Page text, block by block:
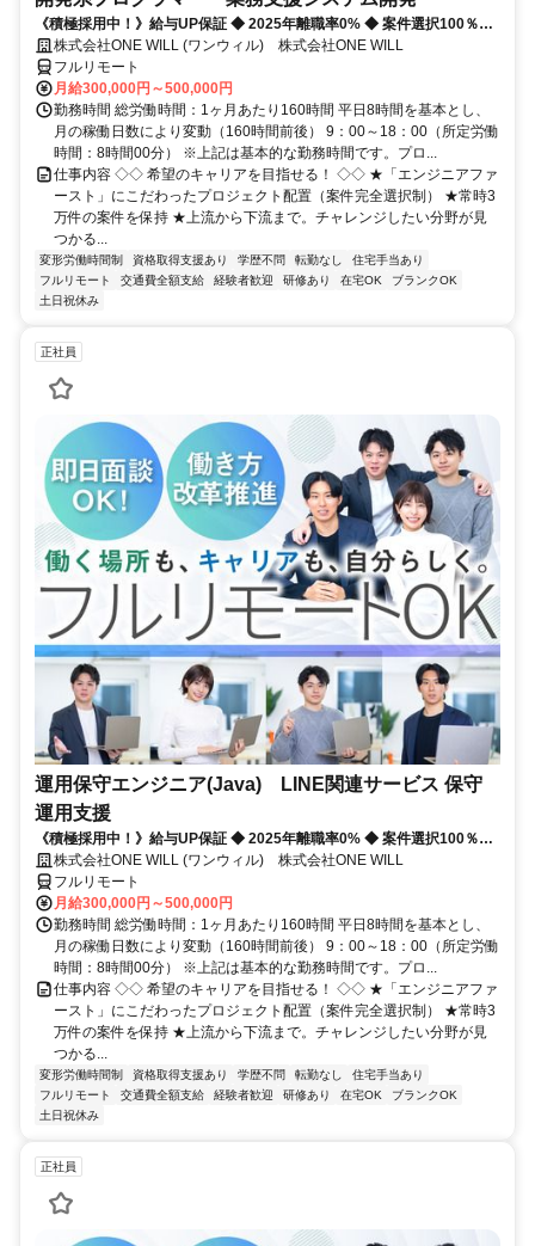
《積極採用中！》給与UP保証 ◆ 2025年離職率0% ◆ 案件選択100％！
◆ 平均残業7時間！
株式会社ONE WILL (ワンウィル) 株式会社ONE WILL
フルリモート
月給300,000円～500,000円
勤務時間 総労働時間：1ヶ月あたり160時間 平日8時間を基本とし、
月の稼働日数により変動（160時間前後） 9：00～18：00（所定労働
時間：8時間00分） ※上記は基本的な勤務時間です。プロ...
仕事内容 ◇◇ 希望のキャリアを目指せる！ ◇◇ ★「エンジニアファ
ースト」にこだわったプロジェクト配置（案件完全選択制） ★常時3
万件の案件を保持 ★上流から下流まで。チャレンジしたい分野が見
つかる...
変形労働時間制 資格取得支援あり 学歴不問 転勤なし
住宅手当あり
フルリモート
交通費全額支給 経験者歓迎 研修あり 在宅OK
ブランクOK
土日祝休み
正社員
運用保守エンジニア(Java) LINE関連サービス 保守
運用支援
《積極採用中！》給与UP保証 ◆ 2025年離職率0% ◆ 案件選択100％！
◆ 平均残業7時間！
株式会社ONE WILL (ワンウィル) 株式会社ONE WILL
フルリモート
月給300,000円～500,000円
勤務時間 総労働時間：1ヶ月あたり160時間 平日8時間を基本とし、
月の稼働日数により変動（160時間前後） 9：00～18：00（所定労働
時間：8時間00分） ※上記は基本的な勤務時間です。プロ...
仕事内容 ◇◇ 希望のキャリアを目指せる！ ◇◇ ★「エンジニアファ
ースト」にこだわったプロジェクト配置（案件完全選択制） ★常時3
万件の案件を保持 ★上流から下流まで。チャレンジしたい分野が見
つかる...
変形労働時間制 資格取得支援あり 学歴不問 転勤なし
住宅手当あり
フルリモート
交通費全額支給 経験者歓迎 研修あり 在宅OK
ブランクOK
土日祝休み
正社員